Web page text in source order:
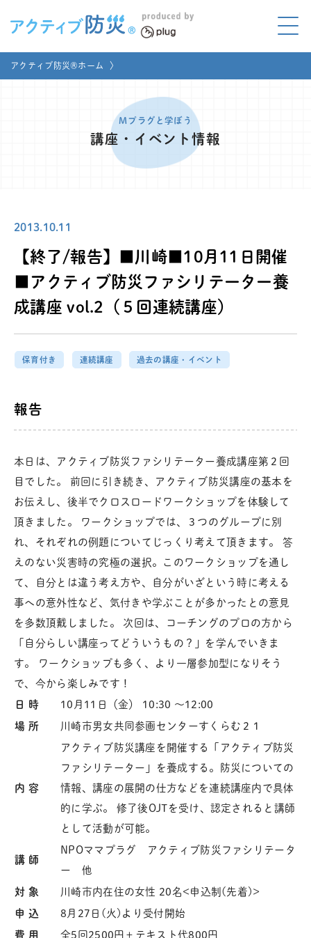
アクティブ防災とは?
家庭でやってみよう
メディア掲載
講座のご依頼
お問い合わせ 運営団体
アクティブ防災®ホーム 〉
Mプラグと学ぼう
講座・イベント情報
2013.10.11
【終了/報告】■川崎■10月11日開催
■アクティブ防災ファシリテーター養
成講座 vol.2（５回連続講座）
保育付き 連続講座 過去の講座・イベント
報告
本日は、アクティブ防災ファシリテーター養成講座第２回
目でした。 前回に引き続き、アクティブ防災講座の基本を
お伝えし、後半でクロスロードワークショップを体験して
頂きました。 ワークショップでは、３つのグループに別
れ、それぞれの例題についてじっくり考えて頂きます。 答
えのない災害時の究極の選択。このワークショップを通し
て、自分とは違う考え方や、自分がいざという時に考える
事への意外性など、気付きや学ぶことが多かったとの意見
を多数頂戴しました。 次回は、コーチングのプロの方から
「自分らしい講座ってどういうもの？」を学んでいきま
す。 ワークショップも多く、より一層参加型になりそう
で、今から楽しみです！
日 時
10月11日（金） 10:30 〜12:00
場 所 川崎市男女共同参画センターすくらむ２１
内 容
アクティブ防災講座を開催する「アクティブ防災
ファシリテーター」を養成する。防災についての
情報、講座の展開の仕方などを連続講座内で具体
的に学ぶ。 修了後OJTを受け、認定されると講師
として活動が可能。
講 師
NPOママプラグ アクティブ防災ファシリテータ
ー 他
対 象 川崎市内在住の女性 20名<申込制(先着)>
申 込 8月27日(火)より受付開始
費 用 全5回2500円＋テキスト代800円